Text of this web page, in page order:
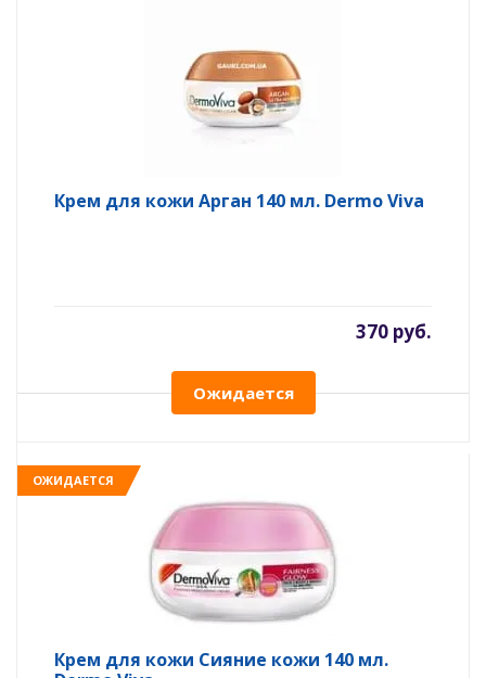
Крем для кожи Арган 140 мл. Dermo Viva
370 руб.
Ожидается
ОЖИДАЕТСЯ
Крем для кожи Сияние кожи 140 мл.